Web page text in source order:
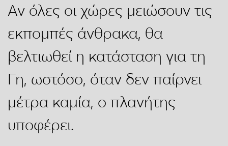
Αν όλες οι χώρες μειώσουν τις
εκπομπές άνθρακα, θα
βελτιωθεί η κατάσταση για τη
Γη, ωστόσο, όταν δεν παίρνει
μέτρα καμία, ο πλανήτης
υποφέρει.